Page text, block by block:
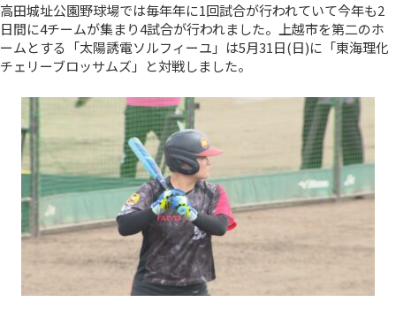
高田城址公園野球場では毎年年に1回試合が行われていて今年も2
日間に4チームが集まり4試合が行われました。上越市を第二のホ
ームとする「太陽誘電ソルフィーユ」は5月31日(日)に「東海理化
チェリーブロッサムズ」と対戦しました。